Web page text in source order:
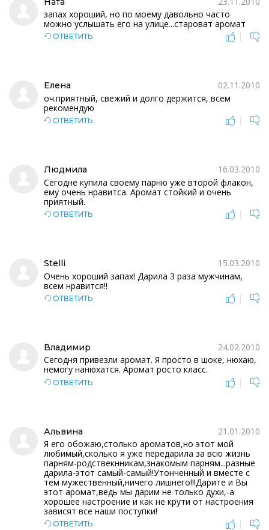
запах хороший, но по моему давольно часто
можно услышать его на улице...староват аромат
ОТВЕТИТЬ |
Елена
02.11.2010
оч.приятный, свежий и долго держится, всем
рекомендую
ОТВЕТИТЬ |
Людмила
16.03.2010
Сегодне купила своему парню уже второй флакон,
ему очень нравитса. Аромат стойкий и очень
приятный.
ОТВЕТИТЬ |
Stelli
15.03.2010
Очень хороший запах! Дарила 3 раза мужчинам,
всем нравится!!
ОТВЕТИТЬ |
Владимир
24.02.2010
Сегодня привезли аромат. Я просто в шоке, нюхаю,
немогу нанюхатся. Аромат росто класс.
ОТВЕТИТЬ |
Альвина
21.01.2010
Я его обожаю,столько ароматов,но этот мой
любимый,сколько я уже передарила за всю жизнь
парням-родствекнникам,знакомым парням...разные
дарила-этот самый-самый!Утонченный и вместе с
тем мужественный,ничего лишнего!!!Дарите и Вы
этот аромат,ведь мы дарим не только духи,-а
хорошее настроение и как не крути от настроения
зависят все наши поступки!
ОТВЕТИТЬ |